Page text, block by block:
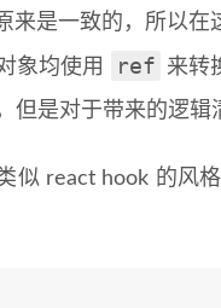
来是一致的，所以
象均使用 ref
来转
是对于带来的逻辑
似 react hook 的风